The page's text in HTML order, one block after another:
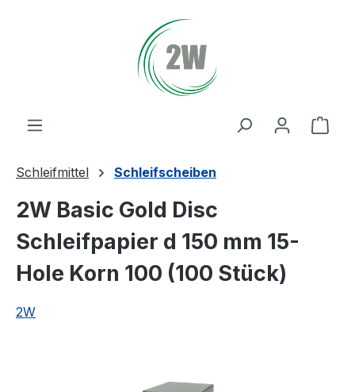
Schleifmittel Schleifscheiben
2W Basic Gold Disc
Schleifpapier d 150 mm 15-
Hole Korn 100 (100 Stück)
2W